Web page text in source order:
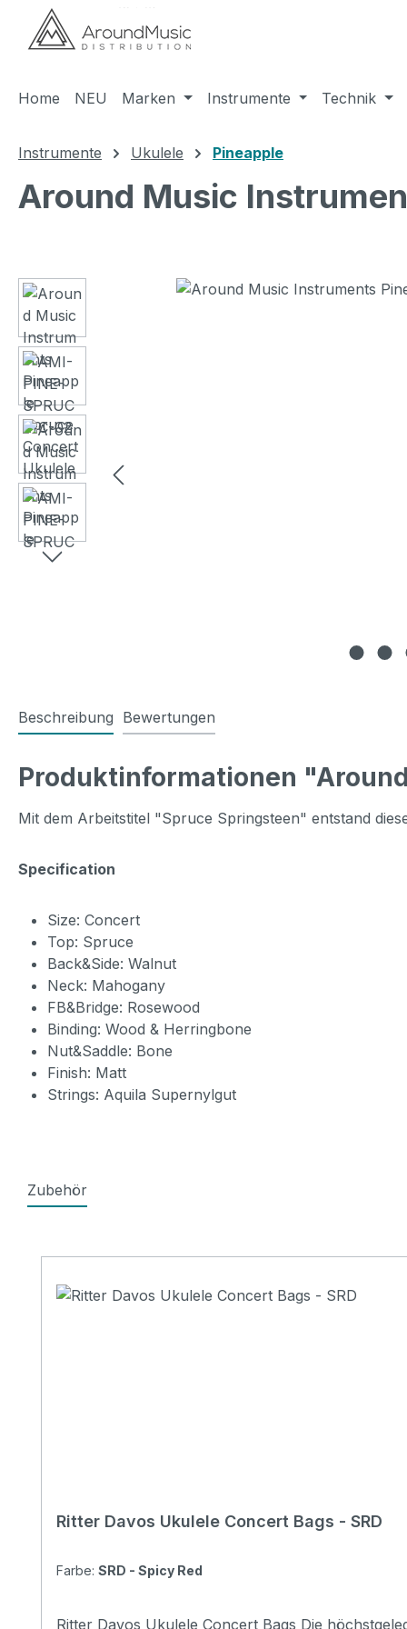
Hauptinhalt springen
Zur Suche springen
Zur Hauptnavigation springen
Home NEU Marken Instrumente Technik
Instrumente Ukulele Pineapple
Around Music
Bildergalerie überspringen
Beschreibung Bewertungen
Produktinformationen
Mit dem Arbeitstitel "Spruce Springsteen" entstand
Specification
Size: Concert
Top: Spruce
Back&Side: Walnut
Neck: Mahogany
FB&Bridge: Rosewood
Binding: Wood & Herringbone
Nut&Saddle: Bone
Finish: Matt
Strings: Aquila Supernylgut
Zubehör
Ritter Davos Ukulele Concert Bags - SRD
Farbe: SRD - Spicy Red
Ritter Davos Ukulele Concert Bags Die höchstgelegene Alpenstadt Davos kennt man nicht nur aus dem Sport, die Vielseitigkeit, die dieser Ort bietet, ist überall